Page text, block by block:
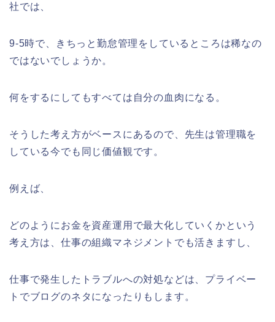
社では、
9-5時で、きちっと勤怠管理をしているところは稀なの
ではないでしょうか。
何をするにしてもすべては自分の血肉になる。
そうした考え方がベースにあるので、先生は管理職を
している今でも同じ価値観です。
例えば、
どのようにお金を資産運用で最大化していくかという
考え方は、仕事の組織マネジメントでも活きますし、
仕事で発生したトラブルへの対処などは、プライベー
トでブログのネタになったりもします。